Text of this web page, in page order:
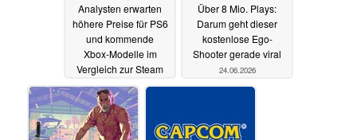
Analysten erwarten
höhere Preise für PS6
und kommende
Xbox‑Modelle im
Vergleich zur Steam
Machine24.06.2026
Über 8 Mio. Plays:
Darum geht dieser
kostenlose Ego-
Shooter gerade viral
24.06.2026